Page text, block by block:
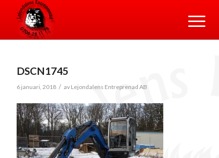
DSCN1745
6 januari, 2018 / av Lejondalens Entreprenad AB